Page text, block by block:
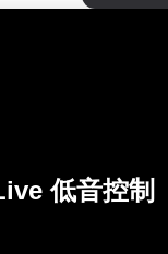
低音控制